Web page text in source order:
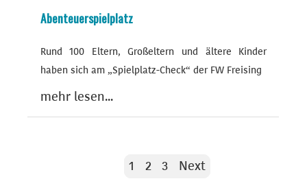
Abenteuerspielplatz
Rund 100 Eltern, Großeltern und ältere Kinder
haben sich am „Spielplatz-Check“ der FW Freising
mehr lesen...
1 2 3 Next